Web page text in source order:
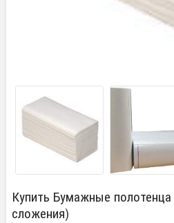
Купить Бумажные
сложения)